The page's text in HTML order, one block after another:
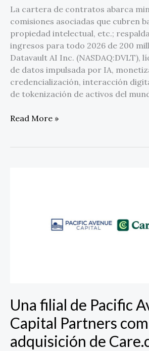
La cartera de contratos abarca
comisiones asociadas que cubren
propiedad intelectual, etc.;
ingresos para todo 2026 de 200
Datavault AI Inc. (NASDAQ:DVLT),
de datos impulsada por IA,
credencialización, interacción
de tokenización de activos del
trimestre
de
2026
Read More »
Una filial de Pacific
Capital Partners
adquisición de
Care.com
a
IAC